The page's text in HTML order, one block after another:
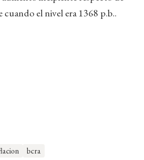
cuando el nivel era 1368 p.b..
bcra